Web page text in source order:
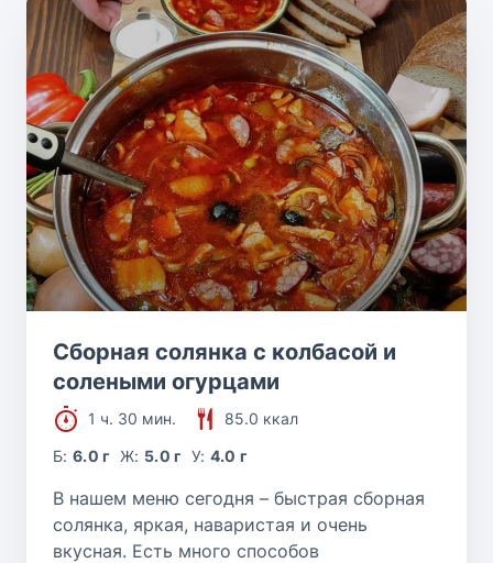
Сборная солянка с колбасой и
солеными огурцами
1 ч. 30 мин.
85.0 ккал
Б:6.0 г Ж: 5.0 г У: 4.0 г
В нашем меню сегодня – быстрая сборная
солянка, яркая, наваристая и очень
вкусная. Есть много способов